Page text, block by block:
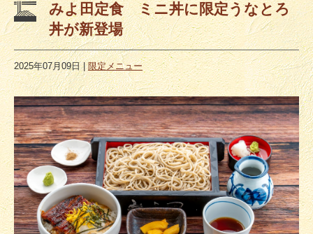
みよ田定食 ミニ丼に限定うなとろ
丼が新登場
2025年07月09日|限定メニュー